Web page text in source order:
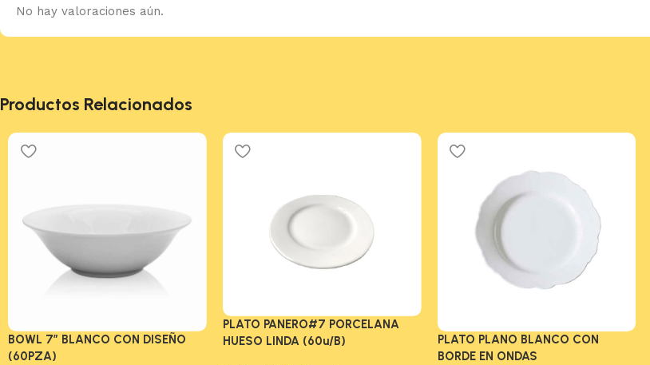
No hay valoraciones aún.
Productos Relacionados
BOWL 7″ BLANCO CON DISEÑO
(60PZA)
PLATO PANERO#7 PORCELANA
HUESO LINDA (60u/B)
PLATO PLANO BLANCO CON
BORDE EN ONDAS